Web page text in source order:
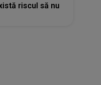
riscul să nu